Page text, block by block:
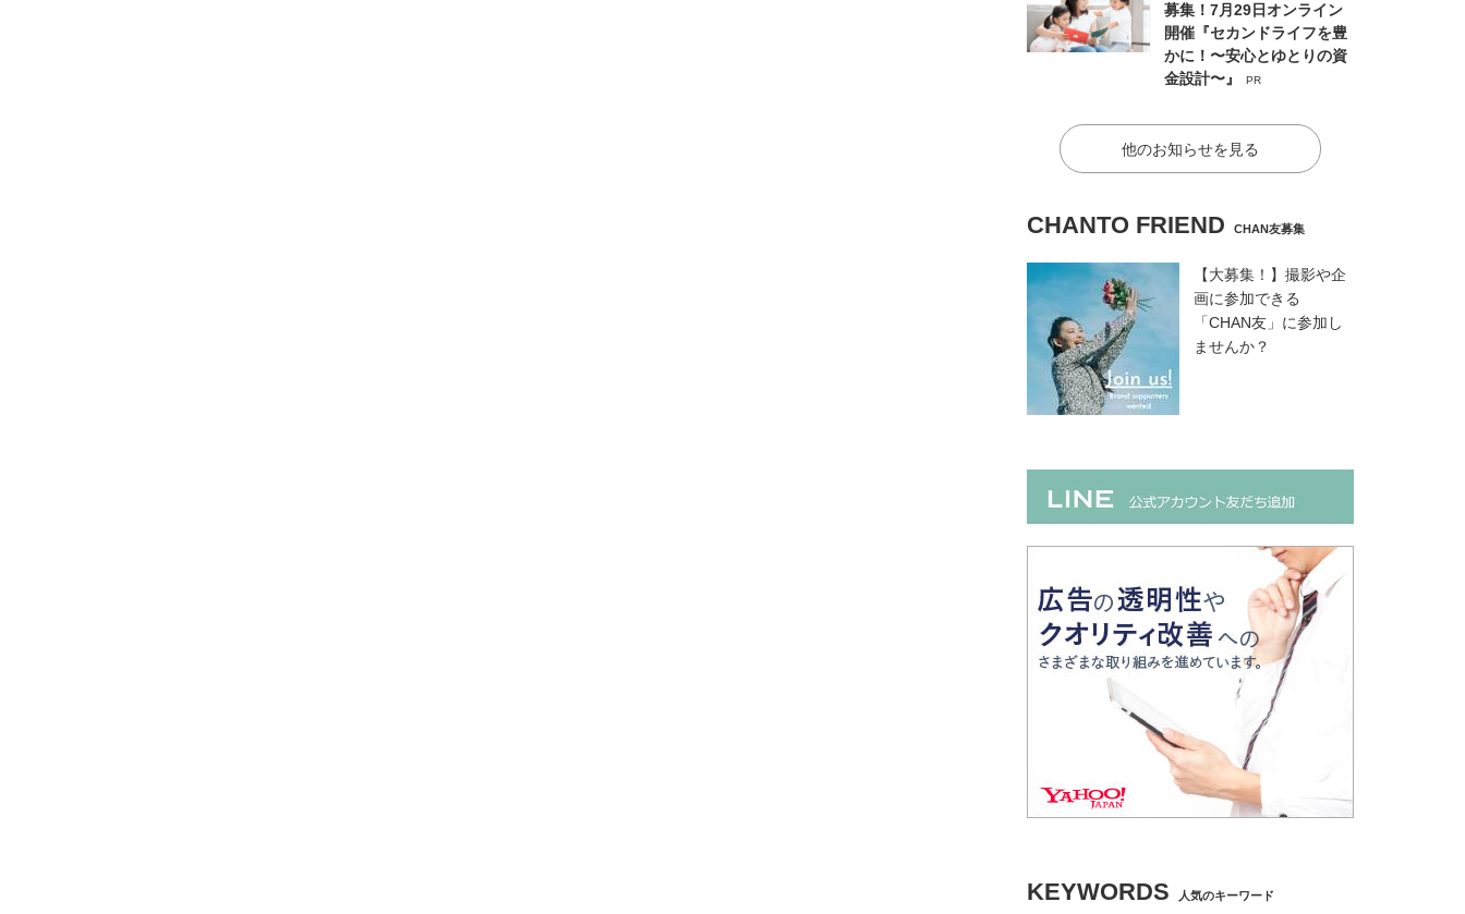
募集！7月29日オンライン
開催『セカンドライフを豊
かに！〜安心とゆとりの資
金設計〜』
PR
他のお知らせを見る
CHANTO FRIEND CHAN友募集
【大募集！】撮影や企
画に参加できる
「CHAN友」に参加し
ませんか？
KEYWORDS 人気のキーワード